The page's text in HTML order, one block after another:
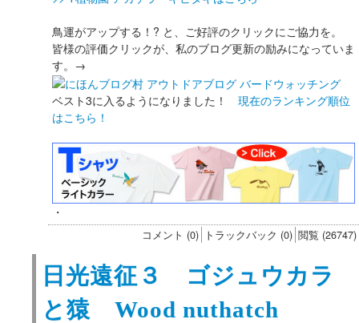
鳥運がアップする！? と、ご好評のクリックにご協力を。
皆様の評価クリックが、私のブログ更新の励みになっていま
す。→
ベスト3に入るようになりました！ 現在のランキング順位
はこちら！
・
コメント (0) トラックバック (0) 閲覧 (26747)
日光遠征３ ゴジュウカラ
と猿 Wood nuthatch